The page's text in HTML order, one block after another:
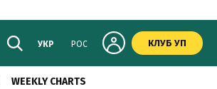
УКР РОС КЛУБ УП
WEEKLY CHARTS